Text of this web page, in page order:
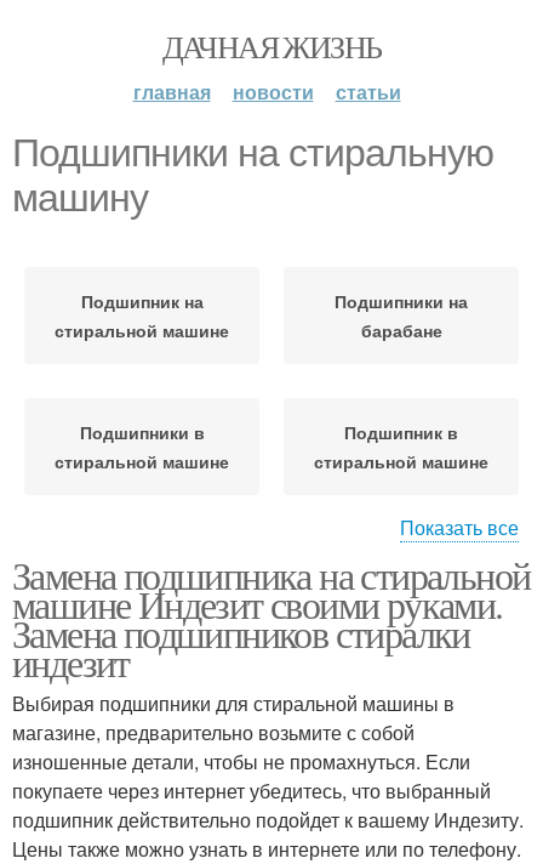
ДАЧНАЯ ЖИЗНЬ
главная новости статьи
Подшипники на стиральную
машину
Подшипник на
стиральной машине
Подшипники на
барабане
Подшипники в
стиральной машине
Подшипник в
стиральной машине
Подшипник на барабане
Показать все
Замена подшипника на стиральной
машине Индезит своими руками.
Замена подшипников стиралки
индезит
Выбирая подшипники для стиральной машины в
магазине, предварительно возьмите с собой
изношенные детали, чтобы не промахнуться. Если
покупаете через интернет убедитесь, что выбранный
подшипник действительно подойдет к вашему Индезиту.
Цены также можно узнать в интернете или по телефону.